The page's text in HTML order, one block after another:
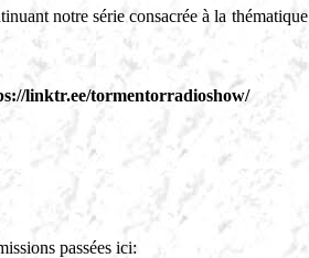
notre série consacrée à la thématique
linktr.ee/tormentorradioshow/
passées ici: